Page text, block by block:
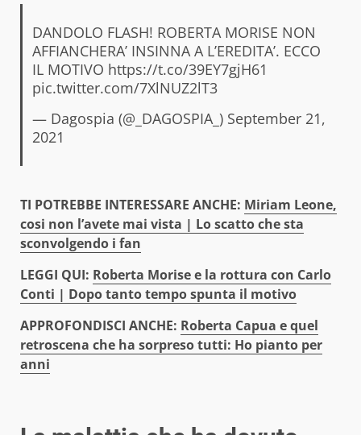
DANDOLO FLASH! ROBERTA MORISE NON
AFFIANCHERA’ INSINNA A L’EREDITA’. ECCO
IL MOTIVO https://t.co/39EY7gjH61
pic.twitter.com/7XlNUZ2lT3
— Dagospia (@_DAGOSPIA_) September 21,
2021
TI POTREBBE INTERESSARE ANCHE: Miriam Leone,
cosi non l’avete mai vista | Lo scatto che sta
sconvolgendo i fan
LEGGI QUI: Roberta Morise e la rottura con Carlo
Conti | Dopo tanto tempo spunta il motivo
APPROFONDISCI ANCHE: Roberta Capua e quel
retroscena che ha sorpreso tutti: Ho pianto per
anni